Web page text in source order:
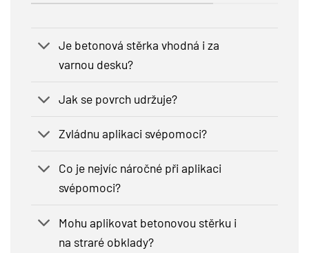
Je betonová stěrka vhodná i za
varnou desku?
Jak se povrch udržuje?
Zvládnu aplikaci svépomoci?
Co je nejvíc náročné při aplikaci
svépomoci?
Mohu aplikovat betonovou stěrku i
na straré obklady?